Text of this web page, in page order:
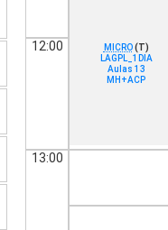
MICRO(T)
LAGPL_1DIA
Aulas 13
MH+ACP
12:00
13:00